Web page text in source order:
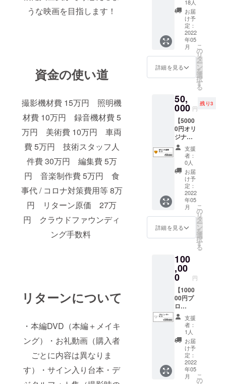
うな映画を目指します！
資金の使い道
撮影機材費 15万円 照明機
材費 10万円 録音機材費 5
万円 美術費 10万円 車両
費 5万円 技術スタッフ人
件費 30万円 編集費 5万
円 音楽制作費 5万円 食
事代 / コロナ対策費用等 8万
円 リターン原価 27万
円 クラウドファウンディ
ング手数料
リターンについて
・本編DVD（本編＋メイキ
ング）・お礼動画（購入者
ごとに内容は異なりま
す）・サイン入り台本・デ
目処
に、購
入者様
とスケ
ジュー
ル調整
をしま
す。※所
要時間
20分程
や公序
良俗に
反する
場合は
掲載を
お断り
させて
合がご
ざいま
CAMPF
IREでご
使用の
ユー
ザーID
を掲載
させて
頂きま
す。
ネーム
等も可)
をご記
入くだ
さい。
掲載す
るお名
業名は
審査の
特定す
る内容
や公序
良俗に
反する
場合は
掲載を
お断り
させて
頂く場
合がご
ざいま
す。そ
の場合
CAMPF
IREでご
使用の
ユー
させて
頂きま
す。
トの直
筆寄せ
書き
データ
・エン
ドロー
ルに
special
thanks
させて
頂きま
す。 ※
支援
時、必
ず備考
欄にエ
ンド
ロール
に掲載
するお
名前
(ニック
ネーム
等も可)
入くだ
さい。
前や企
業名は
審査の
上、第
３者を
特定す
る内容
や公序
良俗に
反する
場合は
掲載を
お断り
させて
頂く場
合がご
のサイ
ン入り
台本 ・
AZUSA
のデジ
タル
フォト
集（撮
トな
ど） ・
AZUSA
を含む
出演
キャス
トの直
筆寄せ
書き
データ
・エン
ドロー
ルに
special
thanks
として
お名前
す。 ※
支援
時、必
ず備考
欄にエ
ンド
ロール
に掲載
するお
名前
(ニック
ネーム
等も可)
をご記
入くだ
さい。
0円）
セッ
ト】 出
演者の
千歳ゆ
うを応
援した
い方に
おスス
メで
本編
DVD（
本編＋
メイキ
ング）
・千歳
ゆうか
らのお
礼動画
・千歳
ゆうの
サイン
入り台
本 ・千
歳ゆう
のデジ
タル
オフ
ショッ
トな
ど） ・
千歳ゆ
うを含
む出演
キャス
トの直
筆寄せ
書き
データ
・エン
ドロー
ルに
special
18人
お届
け予
定：
2022
年05
月
詳細を見る
こ
の
リ
タ
ー
ン
を
選
択
す
る
50,
000 円
残り3
【5000
0円オリ
ジナル
脚本
セッ
ト】 オ
リジナ
ル脚本
をデー
タでお
届けし
ます。
・監
督・山
本陽将
があな
の脚本
を書き
下ろし
ます。
・尺は
10分
―15分
程度。
一度、
zoomで
の面談
を経て
内容の
希望を
伺い、
テーマ
支援
者：
0人
お届
け予
定：
2022
年05
月
詳細を見る
こ
の
リ
タ
ー
ン
を
選
択
す
る
100
,00
0 円
【1000
00円プ
ロ
デュー
サー
セッ
ト】 エ
ンド
ロール
の目立
つとこ
ろに、
支援
者：
1人
お届
け予
定：
2022
年05
月
こ
の